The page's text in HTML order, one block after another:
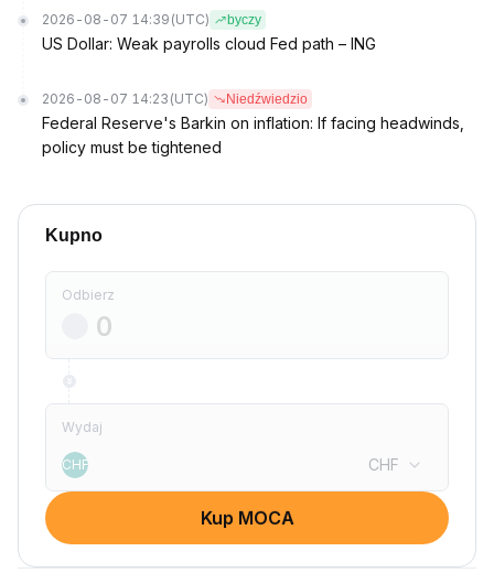
2026-08-07 14:39 (UTC) byczy
US Dollar: Weak payrolls cloud Fed path – ING
2026-08-07 14:23 (UTC) Niedźwiedzio
Federal Reserve's Barkin on inflation: If facing headwinds,
policy must be tightened
Kupno
Odbierz
Wydaj
CHF CHF
Kup MOCA